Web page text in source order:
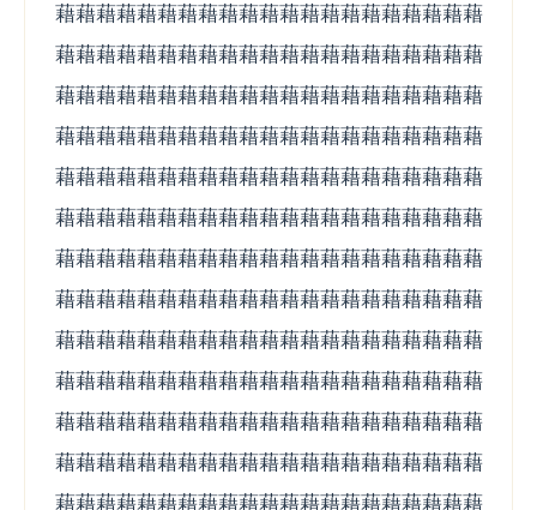
藉藉藉藉藉藉藉藉藉藉藉藉藉藉藉藉藉藉藉藉藉
藉藉藉藉藉藉藉藉藉藉藉藉藉藉藉藉藉藉藉藉藉
藉藉藉藉藉藉藉藉藉藉藉藉藉藉藉藉藉藉藉藉藉
藉藉藉藉藉藉藉藉藉藉藉藉藉藉藉藉藉藉藉藉藉
藉藉藉藉藉藉藉藉藉藉藉藉藉藉藉藉藉藉藉藉藉
藉藉藉藉藉藉藉藉藉藉藉藉藉藉藉藉藉藉藉藉藉
藉藉藉藉藉藉藉藉藉藉藉藉藉藉藉藉藉藉藉藉藉
藉藉藉藉藉藉藉藉藉藉藉藉藉藉藉藉藉藉藉藉藉
藉藉藉藉藉藉藉藉藉藉藉藉藉藉藉藉藉藉藉藉藉
藉藉藉藉藉藉藉藉藉藉藉藉藉藉藉藉藉藉藉藉藉
藉藉藉藉藉藉藉藉藉藉藉藉藉藉藉藉藉藉藉藉藉
藉藉藉藉藉藉藉藉藉藉藉藉藉藉藉藉藉藉藉藉藉